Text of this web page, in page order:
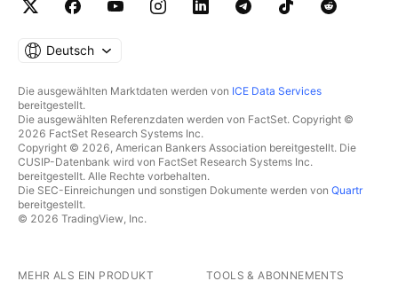
Deutsch
Die ausgewählten Marktdaten werden von ICE Data Services
bereitgestellt.
Die ausgewählten Referenzdaten werden von FactSet. Copyright ©
2026 FactSet Research Systems Inc.
Copyright © 2026, American Bankers Association bereitgestellt. Die
CUSIP-Datenbank wird von FactSet Research Systems Inc.
bereitgestellt. Alle Rechte vorbehalten.
Die SEC-Einreichungen und sonstigen Dokumente werden von Quartr
bereitgestellt.
© 2026 TradingView, Inc.
MEHR ALS EIN PRODUKT TOOLS & ABONNEMENTS